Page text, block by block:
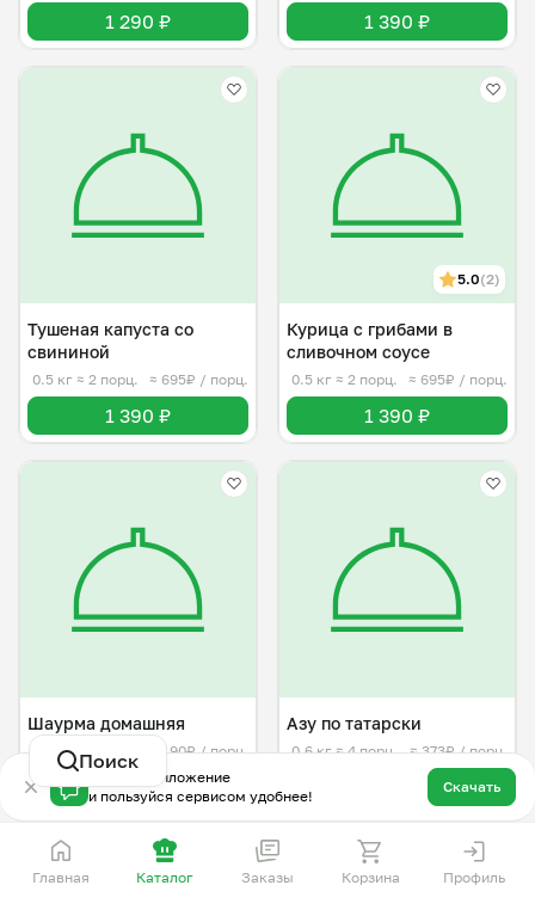
Поиск
1 290 ₽ 1 390 ₽
Тушеная капуста со
свининой
0.5 кг ≈ 2 порц. ≈ 695₽ / порц.
1 390 ₽
5.0(2)
Курица с грибами в
сливочном соусе
0.5 кг ≈ 2 порц. ≈ 695₽ / порц.
1 390 ₽
Шаурма домашняя
0.5 кг ≈ 1 порц. ≈ 1190₽ / порц.
1 190 ₽
Азу по татарски
0.6 кг≈ 4 порц. ≈ 373₽ / порц.
Скачай приложение
и пользуйся сервисом удобнее!
Скачать
Главная Каталог Заказы Корзина Профиль